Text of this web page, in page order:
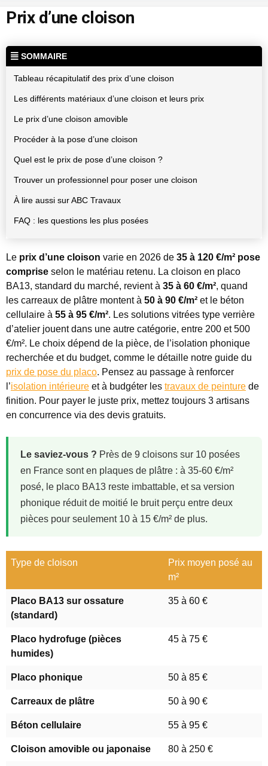
Prix d’une cloison
SOMMAIRE
Tableau récapitulatif des prix d’une cloison
Les différents matériaux d’une cloison et leurs prix
Le prix d’une cloison amovible
Procéder à la pose d’une cloison
Quel est le prix de pose d’une cloison ?
Trouver un professionnel pour poser une cloison
À lire aussi sur ABC Travaux
FAQ : les questions les plus posées
Le prix d’une cloison varie en 2026 de 35 à 120 €/m² pose
comprise selon le matériau retenu. La cloison en placo
BA13, standard du marché, revient à 35 à 60 €/m², quand
les carreaux de plâtre montent à 50 à 90 €/m² et le béton
cellulaire à 55 à 95 €/m². Les solutions vitrées type verrière
d’atelier jouent dans une autre catégorie, entre 200 et 500
€/m². Le choix dépend de la pièce, de l’isolation phonique
recherchée et du budget, comme le détaille notre guide du
prix de pose du placo. Pensez au passage à renforcer
l’isolation intérieure et à budgéter les travaux de peinture de
finition. Pour payer le juste prix, mettez toujours 3 artisans
en concurrence via des devis gratuits.
Le saviez-vous ? Près de 9 cloisons sur 10 posées
en France sont en plaques de plâtre : à 35-60 €/m²
posé, le placo BA13 reste imbattable, et sa version
phonique réduit de moitié le bruit perçu entre deux
pièces pour seulement 10 à 15 €/m² de plus.
Type de cloison
Prix moyen posé au
m²
Placo BA13 sur ossature
(standard)
35 à 60 €
Placo hydrofuge (pièces
humides)
45 à 75 €
Placo phonique 50 à 85 €
Carreaux de plâtre 50 à 90 €
Béton cellulaire 55 à 95 €
Cloison amovible ou japonaise 80 à 250 €